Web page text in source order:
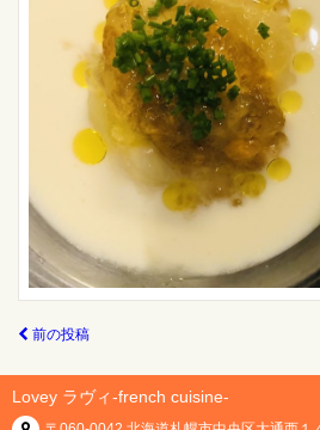
前の投稿
Lovey ラヴィ-french cuisine-